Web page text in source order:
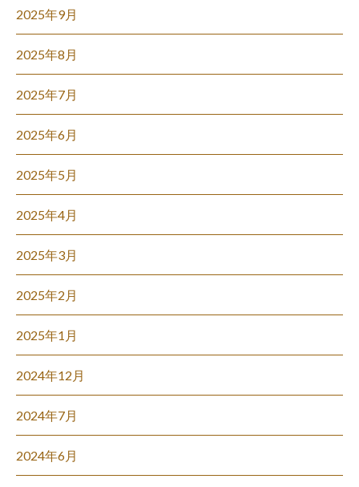
2025年9月
2025年8月
2025年7月
2025年6月
2025年5月
2025年4月
2025年3月
2025年2月
2025年1月
2024年12月
2024年7月
2024年6月